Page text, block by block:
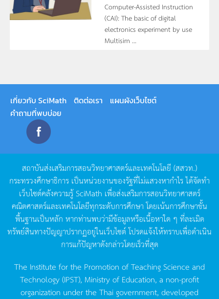
Computer-Assisted Instruction
(CAI): The basic of digital
electronics experiment by use
Multisim ...
เกี่ยวกับ SciMath ติดต่อเรา
แผนผังเว็บไซต์
คำถามที่พบบ่อย
สถาบันส่งเสริมการสอนวิทยาศาสตร์และเทคโนโลยี (สสวท.)
กระทรวงศึกษาธิการ เป็นหน่วยงานของรัฐที่ไม่แสวงหากำไรได้จัดทำ
เว็บไซต์คลังความรู้SciMath เพื่อส่งเสริมการสอนวิทยาศาสตร์
คณิตศาสตร์และเทคโนโลยีทุกระดับการศึกษา โดยเน้นการศึกษาขั้น
พื้นฐานเป็นหลัก หากท่านพบว่ามีข้อมูลหรือเนื้อหาใด ๆ ที่ละเมิด
ทรัพย์สินทางปัญญาปรากฏอยู่ในเว็บไซต์โปรดแจ้งให้ทราบเพื่อดำเนิน
การแก้ปัญหาดังกล่าวโดยเร็วที่สุด
The Institute for the Promotion of Teaching Science and
Technology (IPST), Ministry of Education, a non-profit
organization under the Thai government, developed